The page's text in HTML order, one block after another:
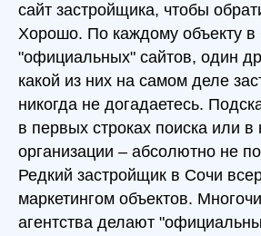
сайт застройщика, чтобы
Хорошо. По каждому объекту в
"официальных" сайтов, один
какой из них на самом деле
никогда не догадаетесь.
в первых строках поиска или в
организации – абсолютно не
Редкий застройщик в Сочи
маркетингом объектов.
агентства делают